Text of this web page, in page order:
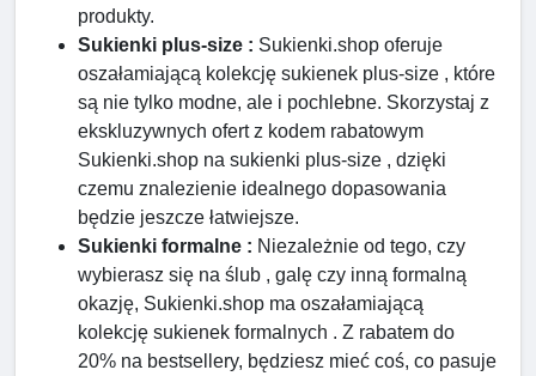
produkty.
Sukienki plus-size : Sukienki.shop oferuje
oszałamiającą kolekcję sukienek plus-size , które
są nie tylko modne, ale i pochlebne. Skorzystaj z
ekskluzywnych ofert z kodem rabatowym
Sukienki.shop na sukienki plus-size , dzięki
czemu znalezienie idealnego dopasowania
będzie jeszcze łatwiejsze.
Sukienki formalne : Niezależnie od tego, czy
wybierasz się na ślub , galę czy inną formalną
okazję, Sukienki.shop ma oszałamiającą
kolekcję sukienek formalnych . Z rabatem do
20% na bestsellery, będziesz mieć coś, co pasuje